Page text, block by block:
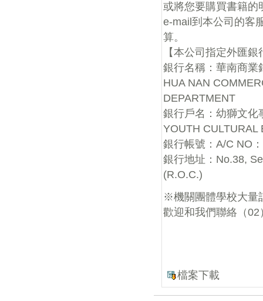
或將您要購買書籍的
e-mail到本公司的客
算。
【本公司指定外匯銀
銀行名稱：華南商業
HUA NAN
DEPARTMENT
銀行戶名：幼獅文化
YOUTH CULTURAL
銀行帳號：A/C NO
銀行地址：No.38,
(R.O.C.)
※機關團體學校大量
歡迎和我們聯絡（
檔案下載